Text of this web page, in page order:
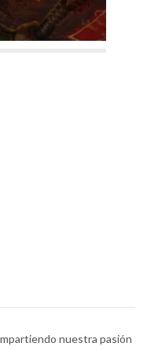
nuestra pasión